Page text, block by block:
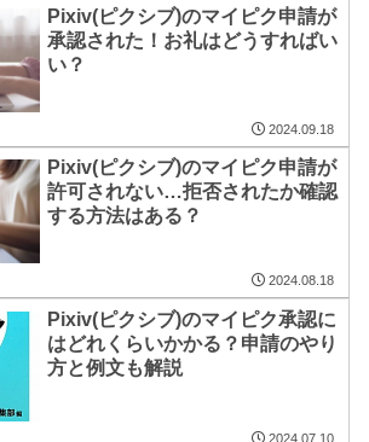
Pixiv(ピクシブ)のマイピク申請が
承認された！お礼はどうすればい
い？
2024.09.18
Pixiv(ピクシブ)のマイピク申請が
許可されない…拒否されたか確認
する方法はある？
2024.08.18
Pixiv(ピクシブ)のマイピク承認に
はどれくらいかかる？申請のやり
方と例文も解説
2024.07.10